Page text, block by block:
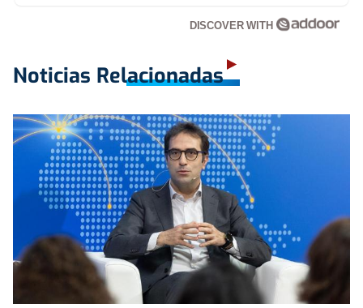
DISCOVER WITH
Noticias Relacionadas